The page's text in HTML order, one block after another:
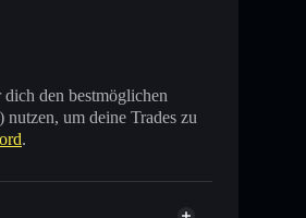
den bestmöglichen
um deine Trades zu
.